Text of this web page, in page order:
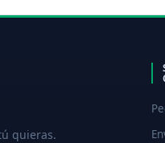
quieras.